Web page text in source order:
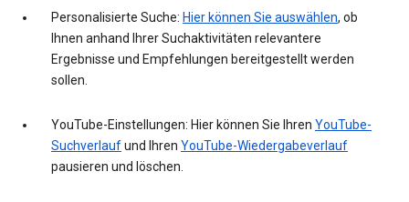
Personalisierte Suche: Hier können Sie auswählen, ob
Ihnen anhand Ihrer Suchaktivitäten relevantere
Ergebnisse und Empfehlungen bereitgestellt werden
sollen.
YouTube-Einstellungen: Hier können Sie Ihren YouTube-
Suchverlaufund Ihren YouTube-Wiedergabeverlauf
pausieren und löschen.